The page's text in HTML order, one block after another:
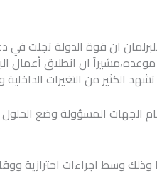
ان قوة الدولة تجلت
ان انطلاق أعمال
من التغيرات الداخلية
الجهات المسؤولة وضع
الجلسة الإجرائية اليوم في تمام الساعة 11 صباحا وذلك وسط